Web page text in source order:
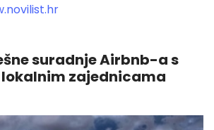
suradnje Airbnb-a s
zajednicama